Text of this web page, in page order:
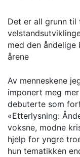
Det er all grunn til
med den
årene
Av menneskene
imponert meg
debuterte som
«Etterlysning:
voksne, modne
hjelp for yngre
hun tematikken